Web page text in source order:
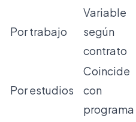
Por trabajo
Variable
según
contrato
Por estudios
Coincide
con
programa